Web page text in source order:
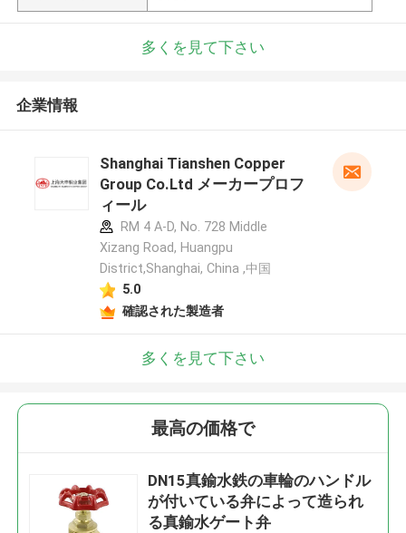
多くを見て下さい
企業情報
Shanghai Tianshen Copper
Group Co.Ltd メーカープロフ
ィール
RM 4 A-D, No. 728 Middle
Xizang Road, Huangpu
District,Shanghai, China ,中国
5.0
確認された製造者
多くを見て下さい
最高の価格で
DN15真鍮水鉄の車輪のハンドル
が付いている弁によって造られ
る真鍮水ゲート弁